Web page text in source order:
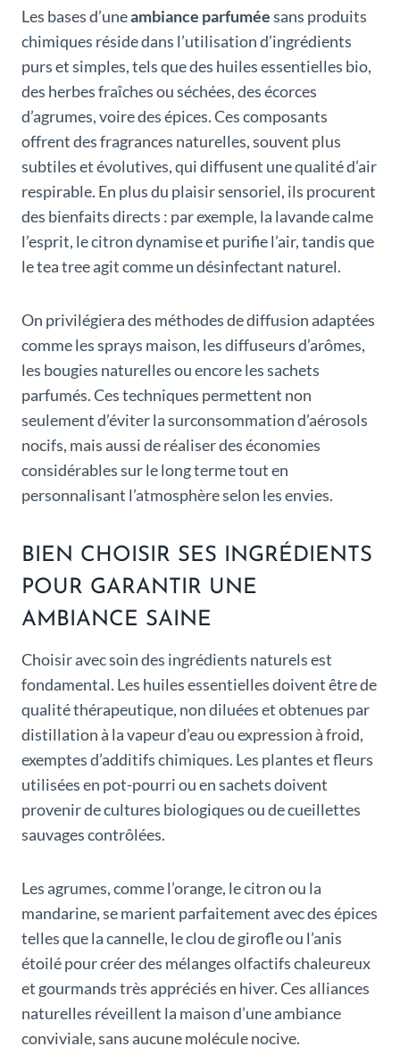
Les bases d’uneambiance parfuméesans produits
chimiques réside dans l’utilisation d’ingrédients
purs et simples, tels que des huiles essentielles bio,
des herbes fraîches ou séchées, des écorces
d’agrumes, voire des épices. Ces composants
offrent des fragrances naturelles, souvent plus
subtiles et évolutives, qui diffusent une qualité d’air
respirable. En plus du plaisir sensoriel, ils procurent
des bienfaits directs : par exemple, la lavande calme
l’esprit, le citron dynamise et purifie l’air, tandis que
le tea tree agit comme un désinfectant naturel.
On privilégiera des méthodes de diffusion adaptées
comme les sprays maison, les diffuseurs d’arômes,
les bougies naturelles ou encore les sachets
parfumés. Ces techniques permettent non
seulement d’éviter la surconsommation d’aérosols
nocifs, mais aussi de réaliser des économies
considérables sur le long terme tout en
personnalisant l’atmosphère selon les envies.
BIEN CHOISIR SES INGRÉDIENTS
POUR GARANTIR UNE
AMBIANCE SAINE
Choisir avec soin des ingrédients naturels est
fondamental. Les huiles essentielles doivent être de
qualité thérapeutique, non diluées et obtenues par
distillation à la vapeur d’eau ou expression à froid,
exemptes d’additifs chimiques. Les plantes et fleurs
utilisées en pot-pourri ou en sachets doivent
provenir de cultures biologiques ou de cueillettes
sauvages contrôlées.
Les agrumes, comme l’orange, le citron ou la
mandarine, se marient parfaitement avec des épices
telles que la cannelle, le clou de girofle ou l’anis
étoilé pour créer des mélanges olfactifs chaleureux
et gourmands très appréciés en hiver. Ces alliances
naturelles réveillent la maison d’une ambiance
conviviale, sans aucune molécule nocive.